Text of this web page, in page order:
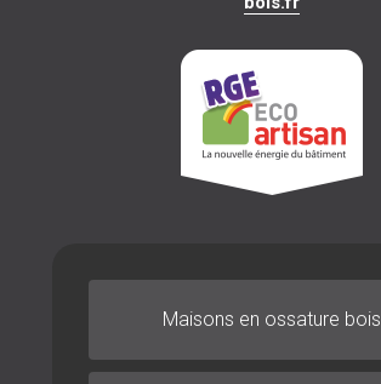
Maisons en ossature bois